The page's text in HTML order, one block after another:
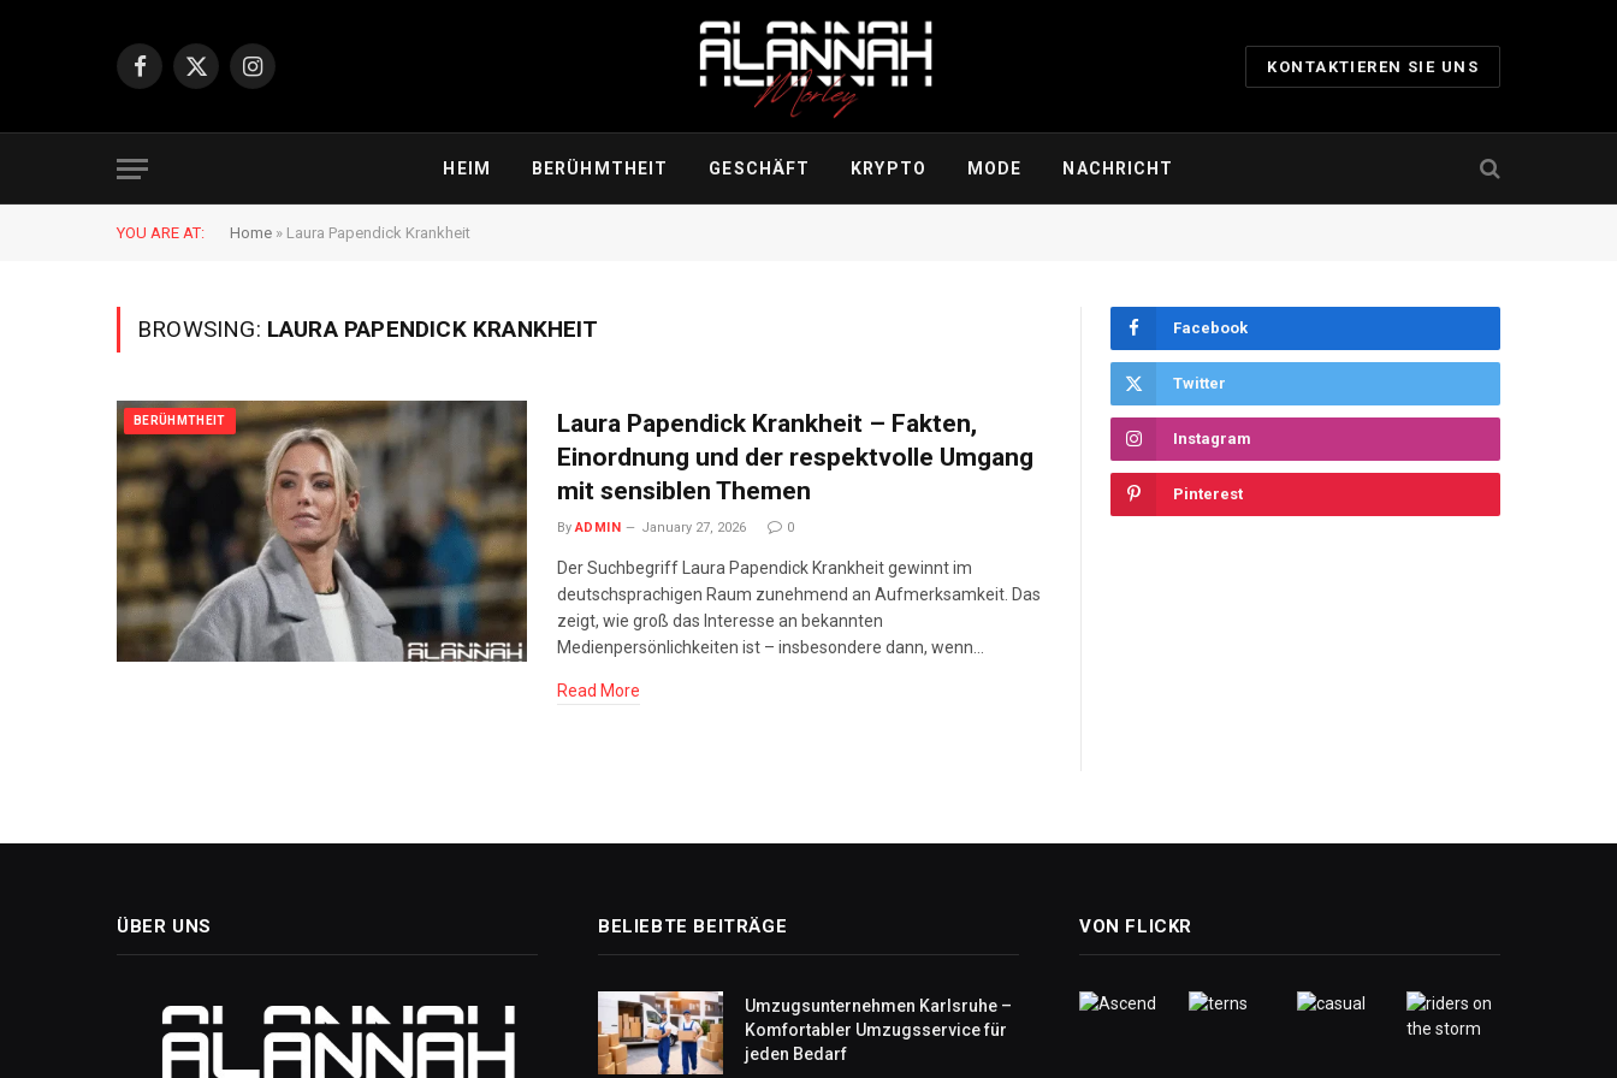
Facebook
X
Instagram
KONTAKTIEREN SIE UNS
HEIM BERÜHMTHEIT GESCHÄFT KRYPTO MODE NACHRICHT
YOU ARE AT: Home » Laura Papendick Krankheit
BROWSING: LAURA PAPENDICK KRANKHEIT
BERÜHMTHEIT
Laura Papendick Krankheit – Fakten,
Einordnung und der respektvolle Umgang
mit sensiblen Themen
By ADMIN January 27, 2026 0
Der Suchbegriff Laura Papendick Krankheit gewinnt im
deutschsprachigen Raum zunehmend an Aufmerksamkeit. Das
zeigt, wie groß das Interesse an bekannten
Medienpersönlichkeiten ist – insbesondere dann, wenn…
Read More
Facebook
Twitter
Instagram
Pinterest
ÜBER UNS BELIEBTE BEITRÄGE
Umzugsunternehmen Karlsruhe –
Komfortabler Umzugsservice für
jeden Bedarf
VON FLICKR